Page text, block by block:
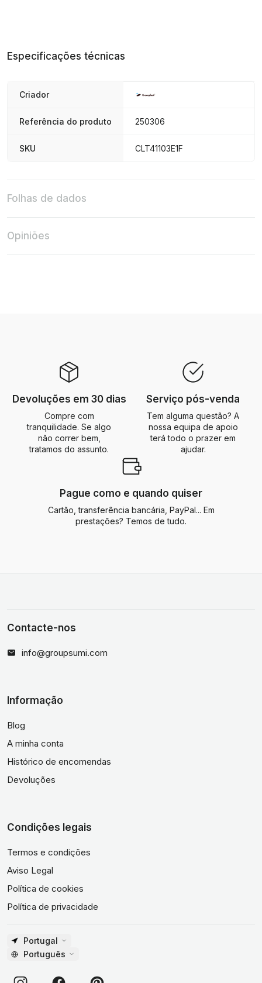
Especificações técnicas
Criador
Referência do produto 250306
SKU CLT41103E1F
Folhas de dados
Opiniões
Devoluções em 30 dias
Compre com
tranquilidade. Se algo
não correr bem,
tratamos do assunto.
Serviço pós-venda
Tem alguma questão? A
nossa equipa de apoio
terá todo o prazer em
ajudar.
Pague como e quando quiser
Cartão, transferência bancária, PayPal... Em
prestações? Temos de tudo.
Contacte-nos
info@groupsumi.com
Informação
Blog
A minha conta
Histórico de encomendas
Devoluções
Condições legais
Termos e condições
Aviso Legal
Política de cookies
Política de privacidade
Portugal
Português